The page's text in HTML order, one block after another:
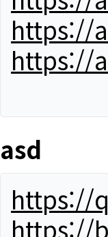
https://
https://
asd
https://
https://